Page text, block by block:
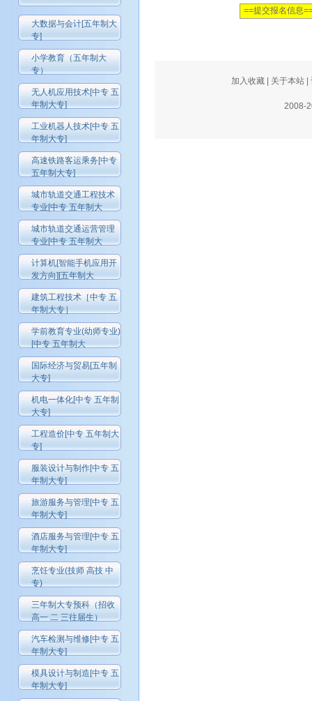
大数据与会计[五年制大
专]
小学教育（五年制大
专）
无人机应用技术[中专 五
年制大专]
工业机器人技术[中专 五
年制大专]
高速铁路客运乘务[中专
五年制大专]
城市轨道交通工程技术
专业[中专 五年制大
城市轨道交通运营管理
专业[中专 五年制大
计算机[智能手机应用开
发方向][五年制大
建筑工程技术［中专 五
年制大专］
学前教育专业(幼师专业)
[中专 五年制大
国际经济与贸易[五年制
大专]
机电一体化[中专 五年制
大专]
工程造价[中专 五年制大
专]
服装设计与制作[中专 五
年制大专]
旅游服务与管理[中专 五
年制大专]
酒店服务与管理[中专 五
年制大专]
烹饪专业(技师 高技 中
专)
三年制大专预科（招收
高一 二 三往届生）
汽车检测与维修[中专 五
年制大专]
模具设计与制造[中专 五
年制大专]
加入收藏| 关于本站|
2008-